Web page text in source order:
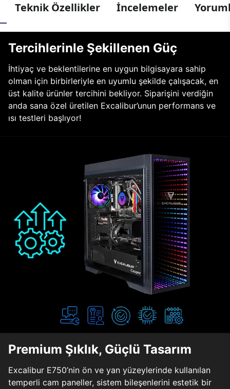
Teknik Özellikler İncelemeler
Tercihlerinle Şekillenen Güç
İhtiyaç ve beklentilerine en uygun bilgisayara sahip
olman için birbirleriyle en uyumlu şekilde çalışacak, en
üst kalite ürünler tercihini bekliyor. Siparişini verdiğin
anda sana özel üretilen Excalibur’unun performans ve
ısı testleri başlıyor!
Premium Şıklık, Güçlü Tasarım
Excalibur E750’nin ön ve yan yüzeylerinde kullanılan
temperli cam paneller, sistem bileşenlerini estetik bir